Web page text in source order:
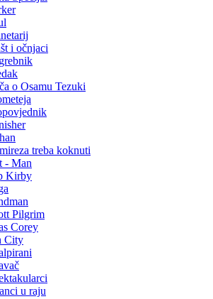
i očnjaci
o Osamu Tezuki
treba koknuti
- Man
Kirby
Pilgrim
Corey
City
u raju